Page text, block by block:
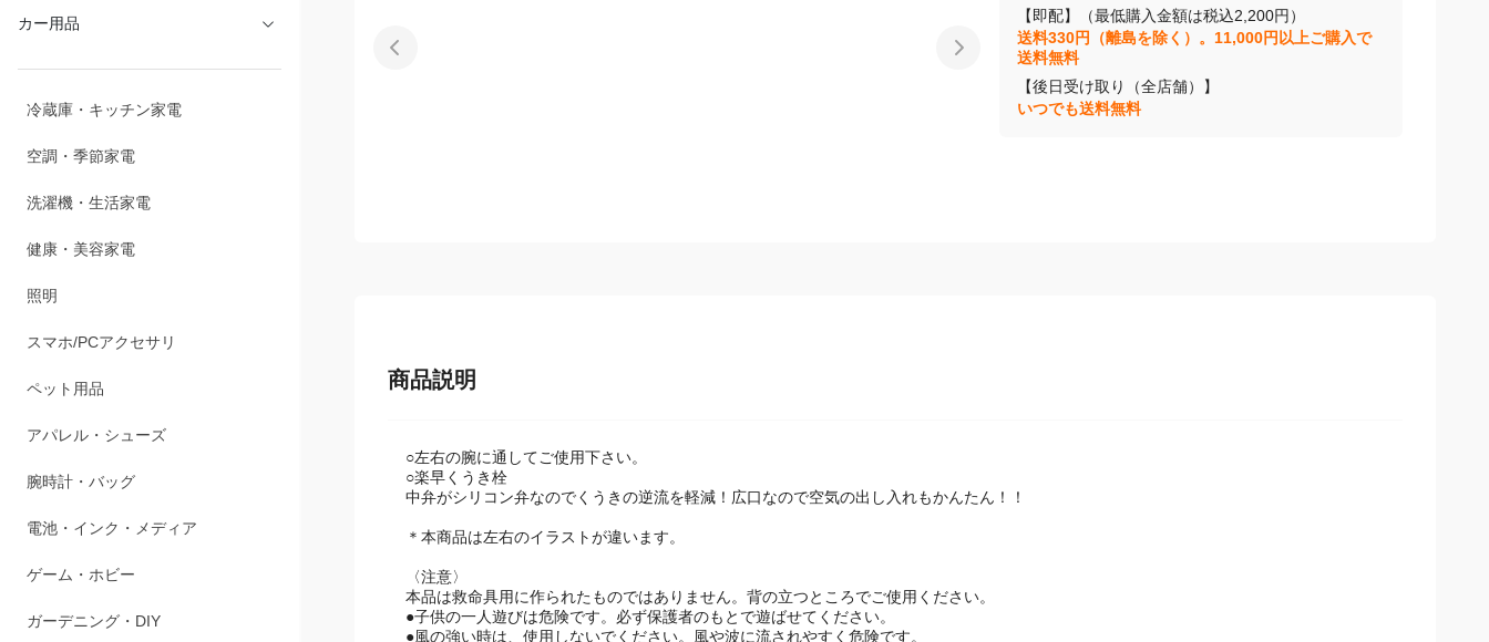
スポーツ・アウトドア
カー用品
冷蔵庫・キッチン家電
空調・季節家電
洗濯機・生活家電
健康・美容家電
【即配】（最低購入金額は税込2,200円）
送料330円（離島を除く）。11,000円以上ご購入で
送料無料
【後日受け取り（全店舗）】
○左右の腕に通してご使用下さい。
○楽早くうき栓
中弁がシリコン弁なのでくうきの逆流を軽減！広口なので空気の出し入れもかんたん！！
＊本商品は左右のイラストが違います。
〈注意〉
本品は救命具用に作られたものではありません。背の立つところでご使用ください。